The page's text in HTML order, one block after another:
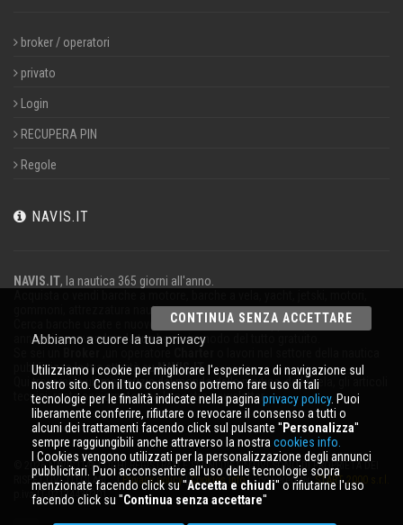
broker / operatori
privato
Login
RECUPERA PIN
Regole
NAVIS.IT
NAVIS.IT, la nautica 365 giorni all'anno.
gommoni, attrezzatura nautica.
Cerca barche usate e nuove nel nostro database oppure pubblica un
annuncio per vendere la tua barca in modo del tutto gratuito.
pubblicizza la tua attività suNAVIS.IT
Qui troverai le ultime notizie dal mondo della nautica, della vela, gli articoli
tecnici; resta aggiornato con la nostra newsletter.
© 2026 NAVIS.IT® LOGHI REGISTRATI E SEGNI DISTINTIVI SONO DI PROPRIETÀ DEI
RISPETTIVI TITOLARI. |Privacy policy |Cookies info| powered by:START 2000 s.r.l.
p.iva IT-02134430301
CONTINUA SENZA ACCETTARE
Abbiamo a cuore la tua privacy
Utilizziamo i cookie per migliorare l'esperienza di navigazione sul
nostro sito. Con il tuo consenso potremo fare uso di tali
tecnologie per le finalità indicate nella pagina privacy policy. Puoi
liberamente conferire, rifiutare o revocare il consenso a tutti o
alcuni dei trattamenti facendo click sul pulsante '' Personalizza''
sempre raggiungibili anche attraverso la nostra cookies info.
I Cookies vengono utilizzati per la personalizzazione degli annunci
pubblicitari. Puoi acconsentire all'uso delle tecnologie sopra
menzionate facendo click su ''Accetta e chiudi'' o rifiutarne l'uso
facendo click su ''Continua senza accettare''